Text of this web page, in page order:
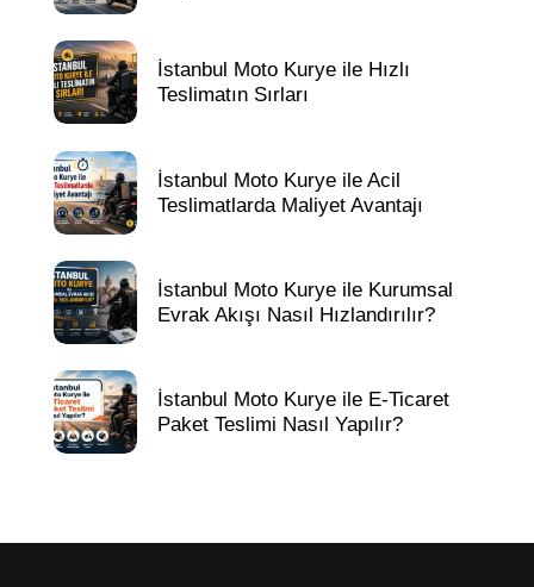
İstanbul Moto Kurye ile Hızlı
Teslimatın Sırları
İstanbul Moto Kurye ile Acil
Teslimatlarda Maliyet Avantajı
İstanbul Moto Kurye ile Kurumsal
Evrak Akışı Nasıl Hızlandırılır?
İstanbul Moto Kurye ile E-Ticaret
Paket Teslimi Nasıl Yapılır?